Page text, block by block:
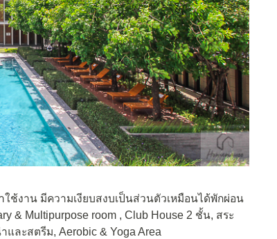
ช้งาน มีความเงียบสงบเป็นส่วนตัวเหมือนได้พักผ่อน
& Multipurpose room , Club House 2 ชั้น, สระ
ละสตรีม, Aerobic & Yoga Area